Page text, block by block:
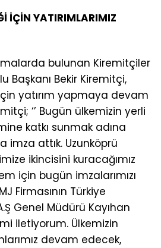
İÇİN YATIRIMLARIMIZ
bulunan Kiremitçiler
Başkanı Bekir Kiremitçi,
yatırım yapmaya devam
‘’ Bugün ülkemizin yerli
katkı sunmak adına
attık. Uzunköprü
ikincisini kuracağımız
için bugün imzalarımızı
Firmasının Türkiye
Genel Müdürü Kayıhan
iletiyorum. Ülkemizin
devam edecek,